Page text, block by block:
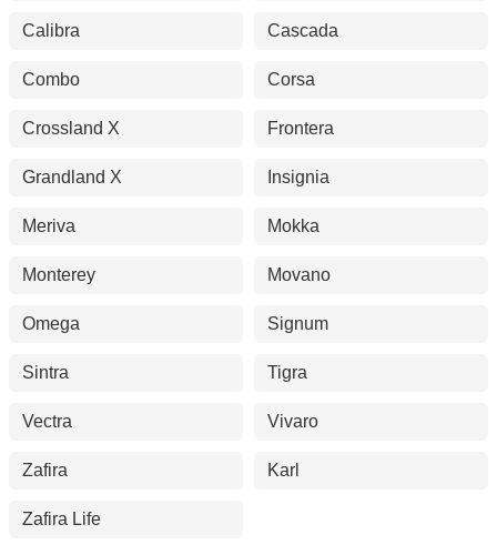
Calibra Cascada
Combo Corsa
Crossland X Frontera
Grandland X Insignia
Meriva Mokka
Monterey Movano
Omega Signum
Sintra Tigra
Vectra Vivaro
Zafira Karl
Zafira Life